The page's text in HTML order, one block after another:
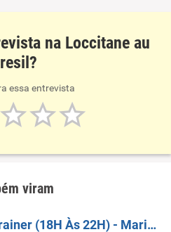
na Loccitane au
essa entrevista
viram
Personal Trainer (18H Às 22H) - Maria Monteiro - Campinas / SP